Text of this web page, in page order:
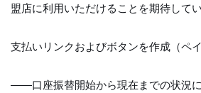
盟店に利用いただけることを期待してい
支払いリンクおよびボタンを作成（ペイ
――口座振替開始から現在までの状況に